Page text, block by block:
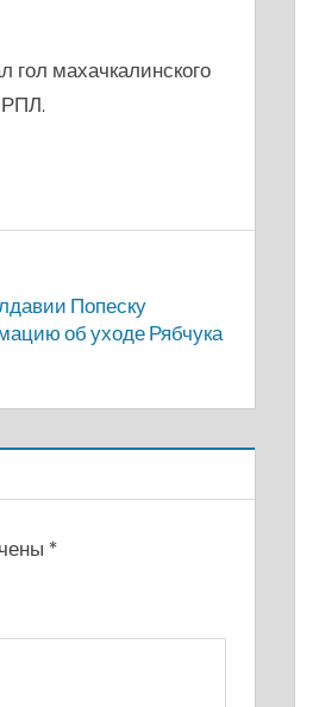
гол махачкалинского
РПЛ.
Попеску
об уходе Рябчука
*